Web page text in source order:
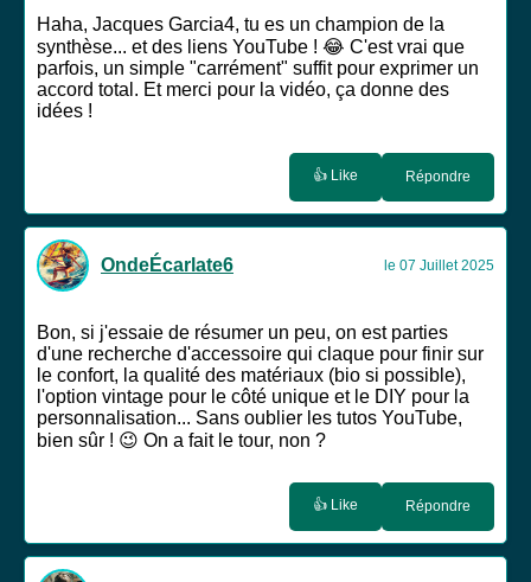
Haha, Jacques Garcia4, tu es un champion de la
synthèse... et des liens YouTube ! 😂 C'est vrai que
parfois, un simple "carrément" suffit pour exprimer un
accord total. Et merci pour la vidéo, ça donne des
idées !
👍 Like Répondre
OndeÉcarlate6 le 07 Juillet 2025
Bon, si j'essaie de résumer un peu, on est parties
d'une recherche d'accessoire qui claque pour finir sur
le confort, la qualité des matériaux (bio si possible),
l'option vintage pour le côté unique et le DIY pour la
personnalisation... Sans oublier les tutos YouTube,
bien sûr ! 😉 On a fait le tour, non ?
👍 Like Répondre